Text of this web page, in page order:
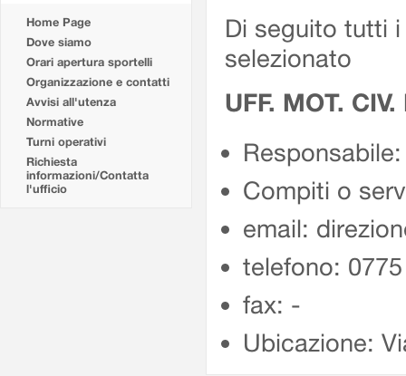
Home Page
Dove siamo
Orari apertura sportelli
Organizzazione e contatti
Avvisi all'utenza
Normative
Turni operativi
Richiesta
informazioni/Contatta
l'ufficio
Di seguito tutti
selezionato
UFF. MOT.
Compiti o
email:
telefono:
fax: -
Ubicazione: